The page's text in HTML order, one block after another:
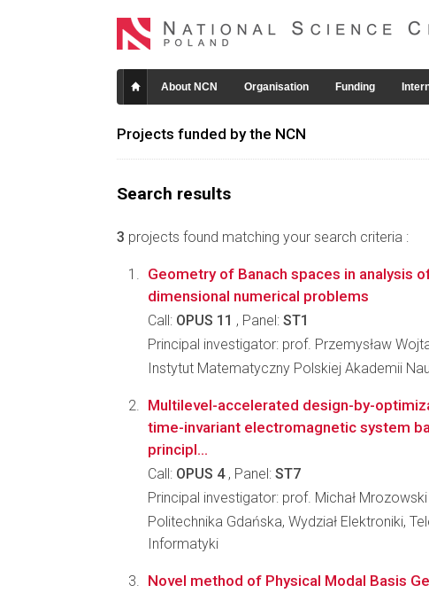
About NCN Organisation Funding
Projects funded by the NCN
Search results
3 projects found matching your search criteria :
Geometry of Banach spaces in analysis
dimensional numerical problems
Call: OPUS 11 , Panel: ST1
Principal investigator: prof. Przemysław
Instytut Matematyczny Polskiej Akademii
Multilevel-accelerated design-by-
time-invariant electromagnetic system
principl...
Call: OPUS 4, Panel: ST7
Principal investigator: prof. Michał Mrozowski
Politechnika Gdańska, Wydział Elektroniki,
Informatyki
Novel method of Physical Modal Basis